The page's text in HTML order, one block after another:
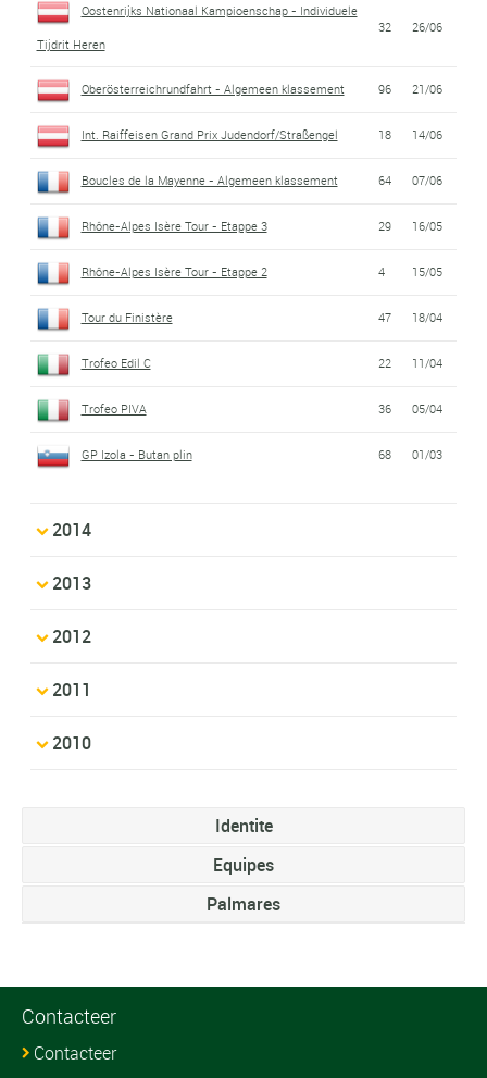
Oostenrijks Nationaal Kampioenschap - Individuele
Tijdrit Heren
32 26/06
Oberösterreichrundfahrt - Algemeen klassement 96 21/06
Int. Raiffeisen Grand Prix Judendorf/Straßengel 18 14/06
Boucles de la Mayenne - Algemeen klassement 64 07/06
Rhône-Alpes Isère Tour - Etappe 3 29 16/05
Rhône-Alpes Isère Tour - Etappe 2 4 15/05
Tour du Finistère 47 18/04
Trofeo Edil C 22 11/04
Trofeo PIVA 36 05/04
GP Izola - Butan plin 68 01/03
2014
2013
2012
2011
2010
Identite
Equipes
Palmares
Contacteer
Contacteer